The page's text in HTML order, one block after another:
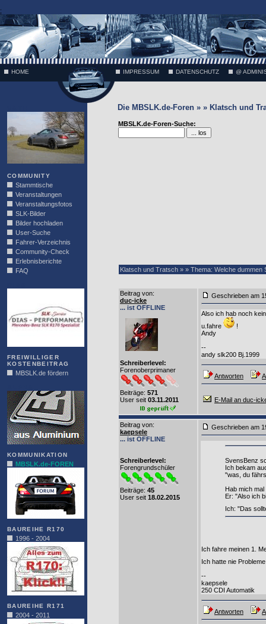
;
HOME IMPRESSUM DATENSCHUTZ @
COMMUNITY
Stammtische
Veranstaltungen
Veranstaltungsfotos
SLK-Bilder
Bilder hochladen
User-Suche
Fahrer-Verzeichnis
Community-Check
Erlebnisberichte
FAQ
FREIWILLIGER
KOSTENBEITRAG
MBSLK.de fördern
KOMMUNIKATION
MBSLK.de-FOREN
BAUREIHE R170
1996 - 2004
BAUREIHE R171
2004 - 2011
Die MBSLK.de-Foren » » Klatsch und
MBSLK.de-Foren-Suche:
Klatsch und Tratsch » » Thema: Welche
Beitrag von:
duc-icke
... ist OFFLINE
Schreiberlevel:
Forenoberprimaner
Beiträge: 571
User seit 03.11.2011
Geschrieben am
Also ich hab noch
u.fahre
!
Andy
--
andy slk200 Bj.1999
Antworten
E-Mail an duc-
Beitrag von:
kaepsele
... ist OFFLINE
Schreiberlevel:
Forengrundschüler
Beiträge: 45
User seit 18.02.2015
Geschrieben am
SvensBenz
Ich bekam
"was, du
Hab mich
Er: "Also ich
Ich: "Das
Ich fahre meinen 1.
Ich hatte nie
--
kaepsele
250 CDI Automatik
Antworten